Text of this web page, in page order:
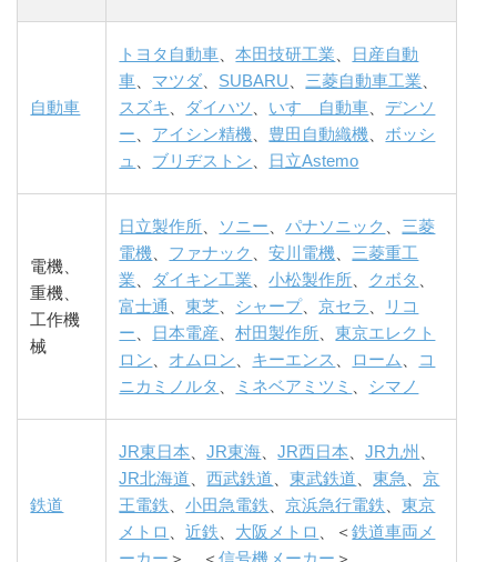
自動車
トヨタ自動車 、本田技研工業
日産自動
車
マツダ SUBARU 三菱自動車工業
スズキ
ダイハツ いすゞ自動車
デンソ
ー
アイシン精機 豊田自動織機
ボッシ
ュ
ブリヂストン 日立Astemo
電機、
重機、
工作機
械
日立製作所 ソニー 、パナソニック
三菱
電機
ファナック 、安川電機
三菱重工
業
ダイキン工業 、小松製作所 クボタ
富士通
、東芝 シャープ、京セラ
リコ
ー
日本電産 、村田製作所 、東京エレクト
ロン
オムロン キーエンス ローム
コ
ニカミノルタ
ミネベアミツミ シマノ
鉄道
JR東日本 、JR東海 、JR西日本 、JR九州
JR北海道 、西武鉄道 、東武鉄道 、東急 、京
王電鉄 、小田急電鉄 、京浜急行電鉄 、東京
メトロ
、近鉄 大阪メトロ 、＜鉄道車両メ